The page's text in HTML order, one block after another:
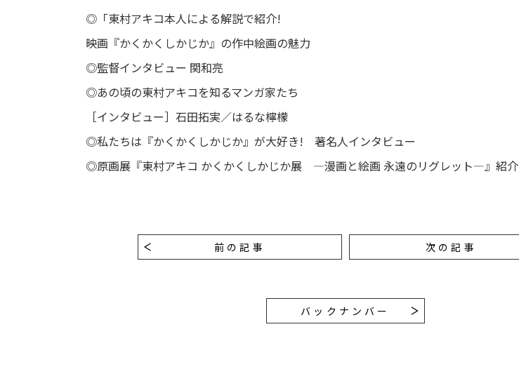
◎「東村アキコ本人による解説で紹介!
映画『かくかくしかじか』の作中絵画の魅力
◎監督インタビュー 関和亮
◎あの頃の東村アキコを知るマンガ家たち
［インタビュー］石田拓実／はるな檸檬
◎私たちは『かくかくしかじか』が大好き! 著名人インタビュー
◎原画展『東村アキコ かくかくしかじか展 ―漫画と絵画 永遠のリグレット―』紹介
前の記事 次の記事
バックナンバー